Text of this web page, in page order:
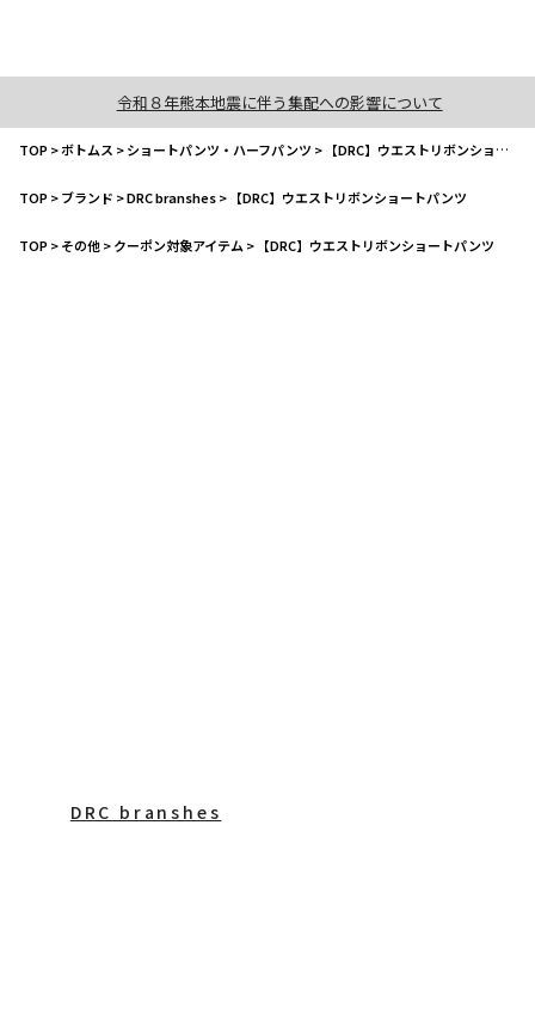
令和８年熊本地震に伴う集配への影響について
TOP>ボトムス >ショートパンツ・ハーフパンツ > 【DRC】ウエストリボンショートパンツ
TOP>ブランド >DRC branshes> 【DRC】ウエストリボンショートパンツ
TOP>その他>クーポン対象アイテム > 【DRC】ウエストリボンショートパンツ
DRC branshes